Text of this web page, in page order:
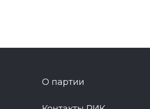
О партии